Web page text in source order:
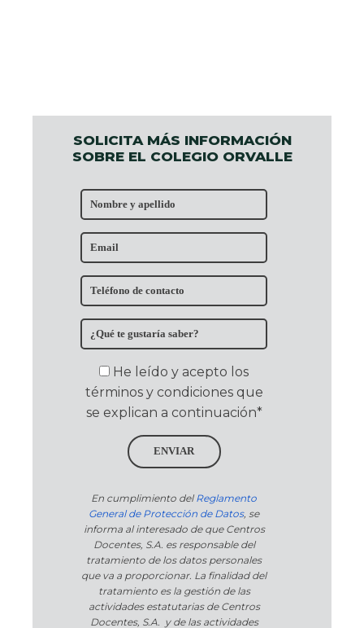
SOLICITA MÁS INFORMACIÓN
SOBRE EL COLEGIO ORVALLE
He leído y acepto los
términos y condiciones que
se explican a continuación*
ENVIAR
En cumplimiento delReglamento
General de Protección de Datos, se
informa al interesado de que Centros
Docentes, S.A. es responsable del
tratamiento de los datos personales
que va a proporcionar. La finalidad del
tratamiento es la gestión de las
actividades estatutarias de Centros
Docentes, S.A. y de las actividades